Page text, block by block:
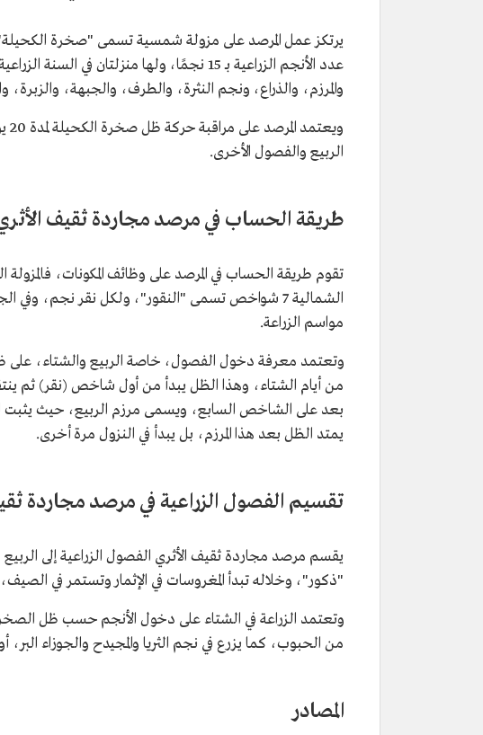
يرتكز عمل المرصد على مزولة شمسية تسمى "صخرة
عدد الأنجم الزراعية بـ 15 نجمًا، ولها
والمرزم، والذراع، ونجم النثرة، والطرف، والجبهة،
الربيع والفصول الأخرى.
طريقة الحساب في مرصد مجاردة ثقيف
تقوم طريقة الحساب في المرصد على وظائف المكونات،
مواسم الزراعة.
وتعتمد معرفة دخول الفصول، خاصة الربيع والشتاء، على
من أيام الشتاء، وهذا الظل يبدأ من أول شاخص (نقر) ثم
بعد على الشاخص السابع، ويسمى مرزم الربيع، حيث يثبت
يمتد الظل بعد هذا المرزم، بل يبدأ في النزول مرة أخرى.
تقسيم الفصول الزراعية في مرصد مجاردة
يقسم مرصد مجاردة ثقيف الأثري الفصول الزراعية إلى
"ذكور"، وخلاله تبدأ المغروسات في الإثمار وتستمر في
وتعتمد الزراعة في الشتاء على دخول الأنجم حسب ظل
من الحبوب، كما يزرع في نجم الثريا والمجيدح والجوزاء
المصادر